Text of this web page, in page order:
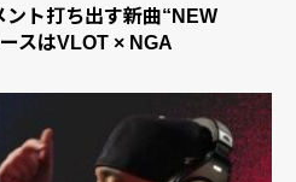
ト打ち出す新曲“NEW
スはVLOT × NGA